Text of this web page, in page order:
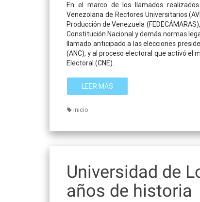
En el marco de los llamados
Venezolana de Rectores Universitarios
Producción de Venezuela
Constitución Nacional y demás normas
llamado anticipado a las elecciones
(ANC), y al proceso electoral que activó el
Electoral (CNE).
LEER MÁS
inicio
Universidad de
años de historia